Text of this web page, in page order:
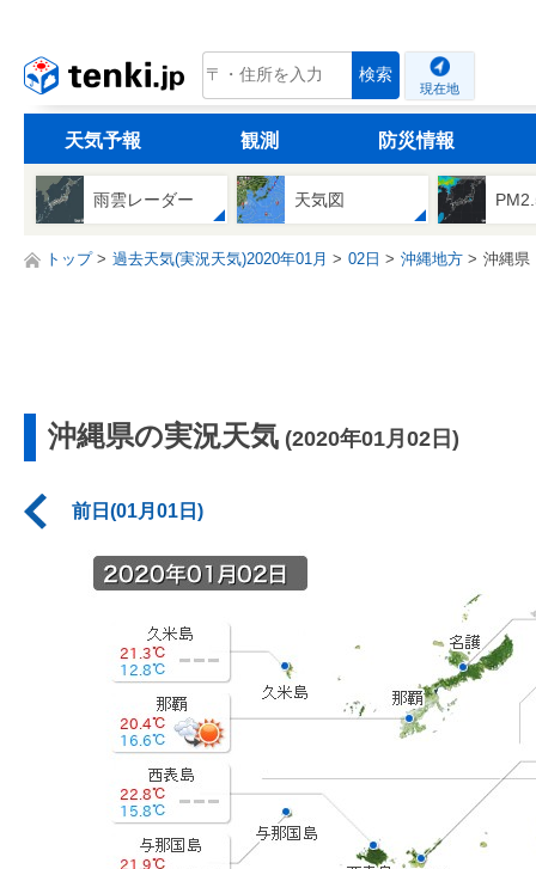
tenki.jp 検索
現在地
天気予報 観測 防災情報
雨雲レーダー 天気図
トップ 過去天気(実況天気)2020年01月 02日 沖縄地方 沖縄県
沖縄県の実況天気 (2020年01月02日)
前日(01月01日)